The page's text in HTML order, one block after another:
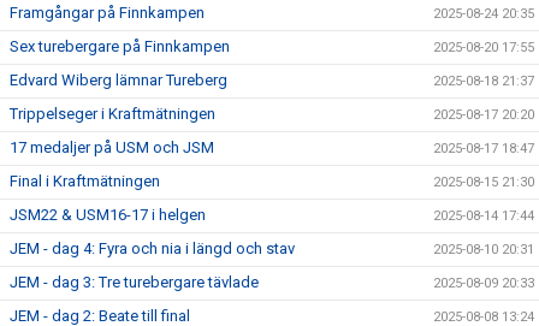
Framgångar på Finnkampen 2025-08-24 20:35
Sex turebergare på Finnkampen 2025-08-20 17:55
Edvard Wiberg lämnar Tureberg 2025-08-18 21:37
Trippelseger i Kraftmätningen 2025-08-17 20:20
17 medaljer på USM och JSM 2025-08-17 18:47
Final i Kraftmätningen 2025-08-15 21:30
JSM22 & USM16-17 i helgen 2025-08-14 17:44
JEM - dag 4: Fyra och nia i längd och stav 2025-08-10 20:31
JEM - dag 3: Tre turebergare tävlade 2025-08-09 20:33
JEM - dag 2: Beate till final 2025-08-08 13:24